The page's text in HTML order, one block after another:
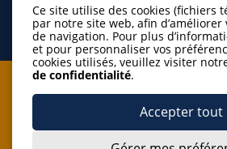
Je m'abonne à
Ce site utilise des cookies (fichiers
par notre site web, afin
de navigation. Pour plus
et pour personnaliser vos
cookies utilisés, veuillez visiter
de confidentialité.
Accepter tout